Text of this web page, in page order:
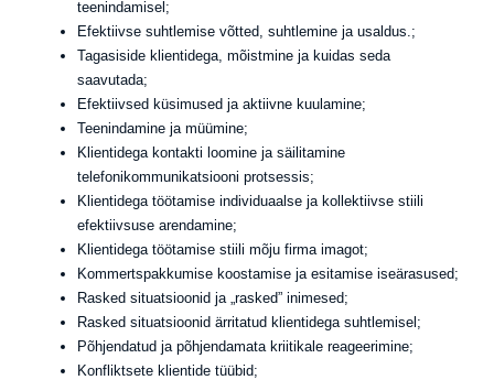
teenindamisel;
Efektiivse suhtlemise võtted, suhtlemine ja usaldus.;
Tagasiside klientidega, mõistmine ja kuidas seda
saavutada;
Efektiivsed küsimused ja aktiivne kuulamine;
Teenindamine ja müümine;
Klientidega kontakti loomine ja säilitamine
telefonikommunikatsiooni protsessis;
Klientidega töötamise individuaalse ja kollektiivse stiili
efektiivsuse arendamine;
Klientidega töötamise stiili mõju firma imagot;
Kommertspakkumise koostamise ja esitamise iseärasused;
Rasked situatsioonid ja „rasked” inimesed;
Rasked situatsioonid ärritatud klientidega suhtlemisel;
Põhjendatud ja põhjendamata kriitikale reageerimine;
Konfliktsete klientide tüübid;